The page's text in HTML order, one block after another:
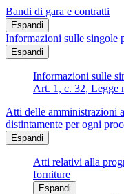
Bandi di gara e contratti
Espandi
Informazioni sulle singole
Espandi
Informazioni sulle
Art. 1, c. 32, Legge
Atti delle amministrazioni
distintamente per ogni
Espandi
Atti relativi alla
forniture
Espandi